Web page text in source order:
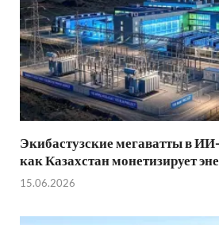
Экибастузские мегаватты в
как Казахстан монетизирует
15.06.2026